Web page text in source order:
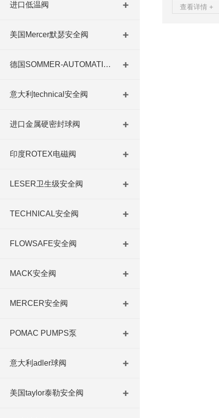
进口低温阀
美国Mercer默瑟安全阀
德国SOMMER-AUTOMATIC 平行抓手 德国夹盘 德国进口夹盘
意大利technical安全阀
进口金属硬密封球阀
印度ROTEX电磁阀
LESER卫生级安全阀
TECHNICAL安全阀
FLOWSAFE安全阀
MACK安全阀
MERCER安全阀
POMAC PUMPS泵
意大利adler球阀
美国taylor泰勒安全阀
者是低温介质
查看详情 +